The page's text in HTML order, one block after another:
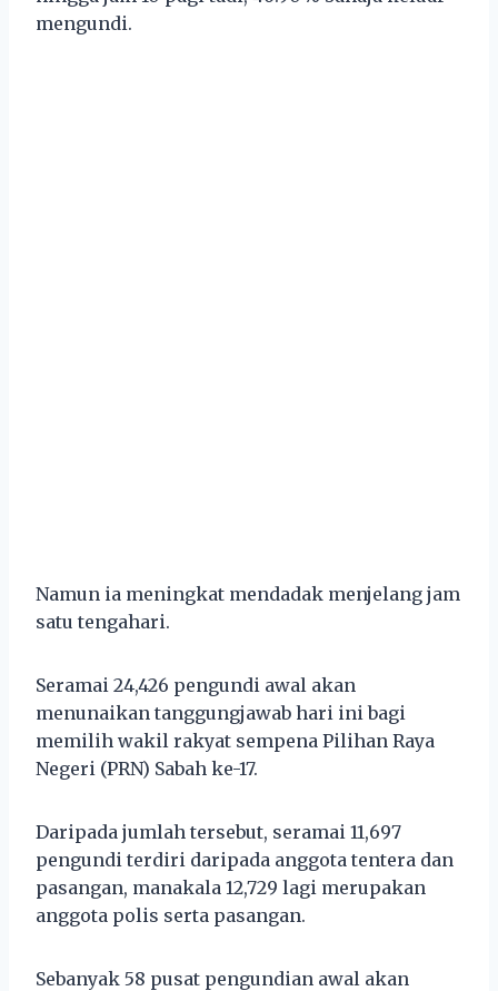
mengundi.
Namun ia meningkat mendadak menjelang jam
satu tengahari.
Seramai 24,426 pengundi awal akan
menunaikan tanggungjawab hari ini bagi
memilih wakil rakyat sempena Pilihan Raya
Negeri (PRN) Sabah ke-17.
Daripada jumlah tersebut, seramai 11,697
pengundi terdiri daripada anggota tentera dan
pasangan, manakala 12,729 lagi merupakan
anggota polis serta pasangan.
Sebanyak 58 pusat pengundian awal akan